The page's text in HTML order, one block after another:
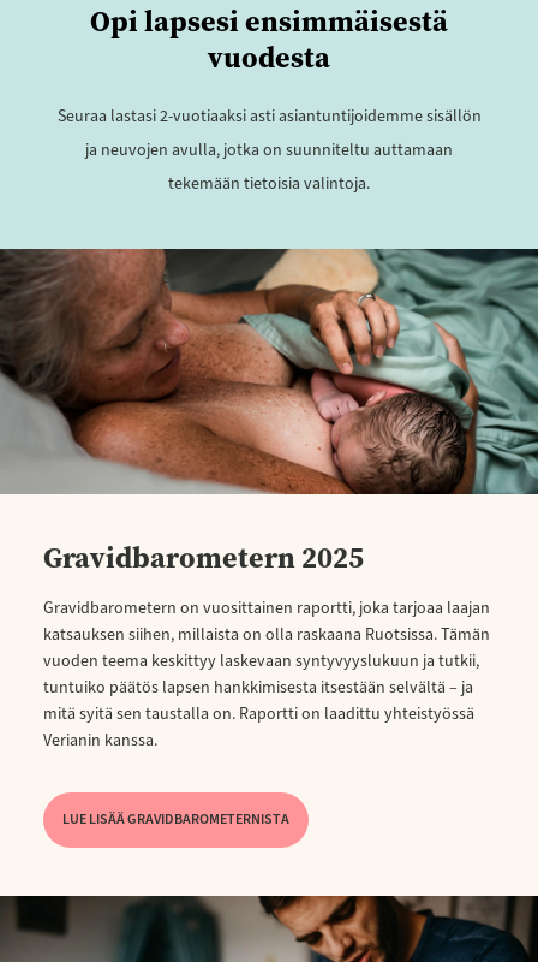
Opi lapsesi ensimmäisestä
vuodesta
Seuraa lastasi 2-vuotiaaksi asti asiantuntijoidemme sisällön
ja neuvojen avulla, jotka on suunniteltu auttamaan
tekemään tietoisia valintoja.
Gravidbarometern 2025
Gravidbarometern on vuosittainen raportti, joka tarjoaa laajan
katsauksen siihen, millaista on olla raskaana Ruotsissa. Tämän
vuoden teema keskittyy laskevaan syntyvyyslukuun ja tutkii,
tuntuiko päätös lapsen hankkimisesta itsestään selvältä – ja
mitä syitä sen taustalla on. Raportti on laadittu yhteistyössä
Verianin kanssa.
LUE LISÄÄ GRAVIDBAROMETERNISTA